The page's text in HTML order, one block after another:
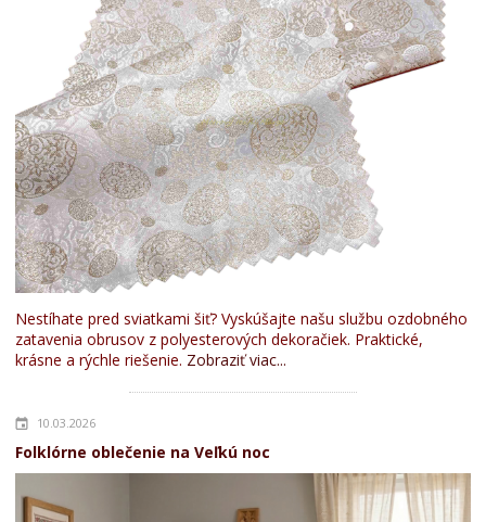
Nestíhate pred sviatkami šiť? Vyskúšajte našu službu ozdobného
zatavenia obrusov z polyesterových dekoračiek. Praktické,
krásne a rýchle riešenie. Zobraziť viac...
10.03.2026
Folklórne oblečenie na Veľkú noc